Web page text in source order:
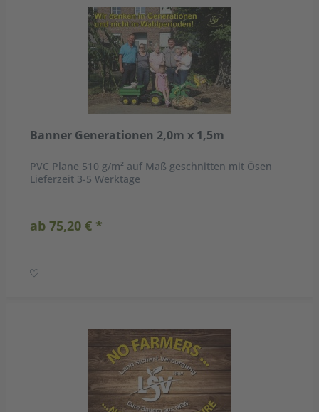
Banner Generationen 2,0m x 1,5m
PVC Plane 510 g/m² auf Maß geschnitten mit Ösen
Lieferzeit 3-5 Werktage
ab 75,20 € *